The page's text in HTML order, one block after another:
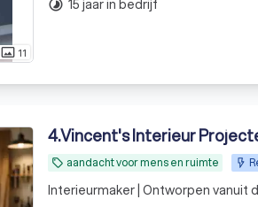
photo_size_select_actual 11
timelapse 15 jaar in bedrijf
4.Vincent's Interieur
local_offer aandacht voor mens en ruimte
Interieurmaker | Ontworpen vanuit